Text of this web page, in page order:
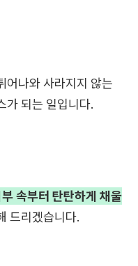
어나와 사라지지 않는
가 되는 일입니다.
속부터 탄탄하게 채울
드리겠습니다.